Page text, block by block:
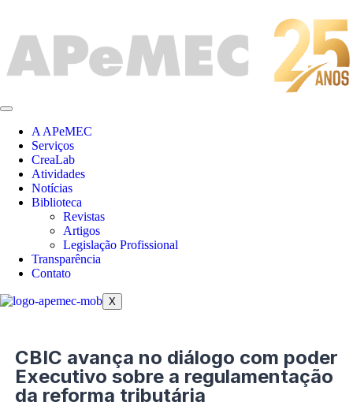
A APeMEC
Serviços
CreaLab
Atividades
Notícias
Biblioteca
Revistas
Artigos
Legislação Profissional
Transparência
Contato
X
CBIC avança no diálogo com poder
Executivo sobre a regulamentação
da reforma tributária